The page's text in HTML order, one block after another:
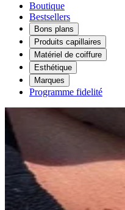
Boutique
Bestsellers
Bons plans
Produits capillaires
Matériel de coiffure
Esthétique
Marques
Programme fidelité